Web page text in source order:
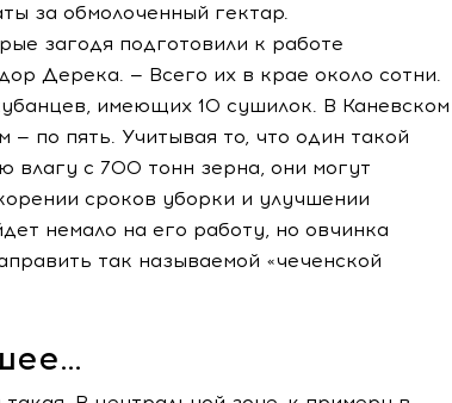
за обмолоченный гектар.
загодя подготовили к работе
Дерека. — Всего их в крае около сотни.
имеющих 10 сушилок. В Каневском
по пять. Учитывая то, что один такой
влагу с 700 тонн зерна, они могут
сроков уборки и улучшении
немало на его работу, но овчинка
так называемой «чеченской